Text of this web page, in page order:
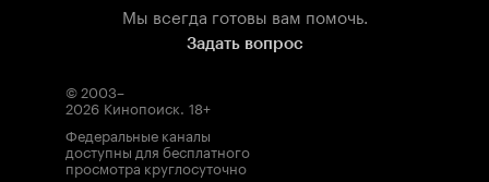
Мы всегда готовы вам помочь.
Задать вопрос
© 2003–
2026 Кинопоиск. 18+
Федеральные каналы
доступны для бесплатного
просмотра круглосуточно